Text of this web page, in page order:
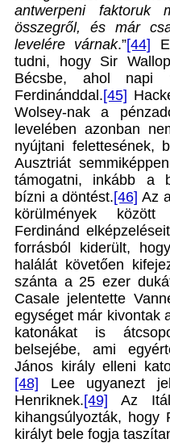
antwerpeni faktoruk
összegről, és már
levelére várnak.”[44]
tudni, hogy Sir
Bécsbe, ahol napi
Ferdinánddal.[45]
Wolsey-nak a
levelében azonban
nyújtani felettesének,
Ausztriát
támogatni, inkább a
bízni a döntést.[46] Az
körülmények
Ferdinánd
forrásból kiderült,
halálát követően
szánta a 25 ezer
Casale jelentette
egységet már kivontak
katonákat is
belsejébe, ami
János király elleni
[48] Lee ugyanezt
Henriknek.[49] Az
kihangsúlyozták, hogy
királyt bele fogja